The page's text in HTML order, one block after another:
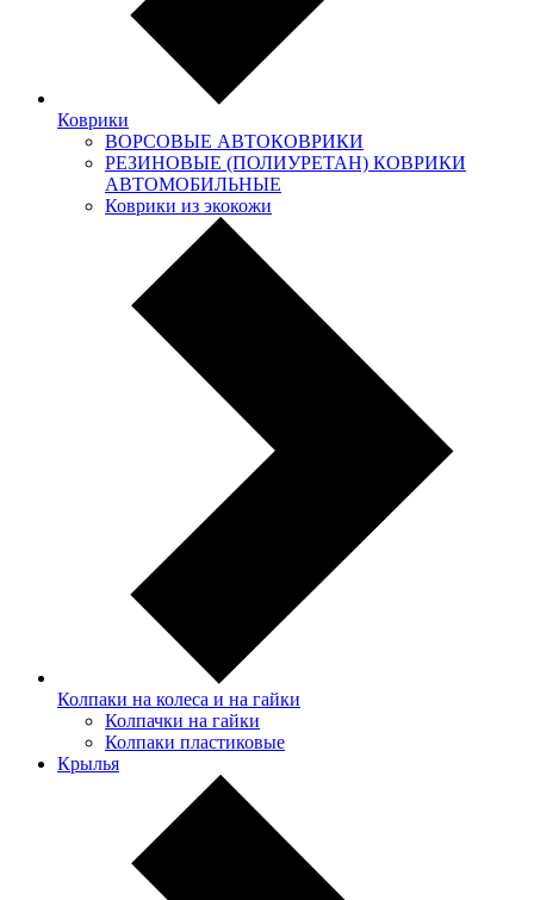
Коврики
ВОРСОВЫЕ АВТОКОВРИКИ
РЕЗИНОВЫЕ (ПОЛИУРЕТАН) КОВРИКИ
АВТОМОБИЛЬНЫЕ
Коврики из экокожи
Колпаки на колеса и на гайки
Колпачки на гайки
Колпаки пластиковые
Крылья